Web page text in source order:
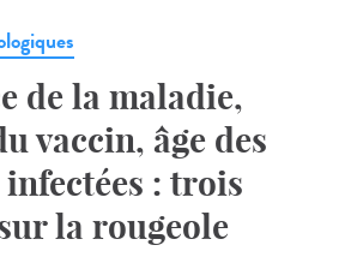
de la maladie,
vaccin, âge des
: trois
la rougeole